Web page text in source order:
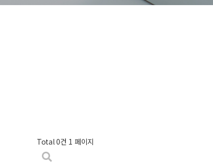
Total 0건 1 페이지